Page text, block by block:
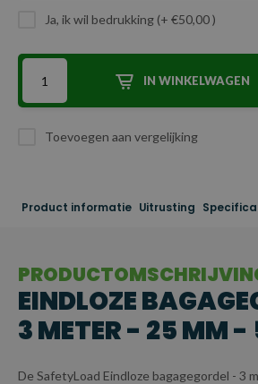
Ja, ik wil bedrukking (+ €50,00 )
IN WINKELWAGEN
Toevoegen aan vergelijking
Product informatie Uitrusting
EINDLOZE
3 METER - 25 MM
De SafetyLoad Eindloze bagagegordel - 3